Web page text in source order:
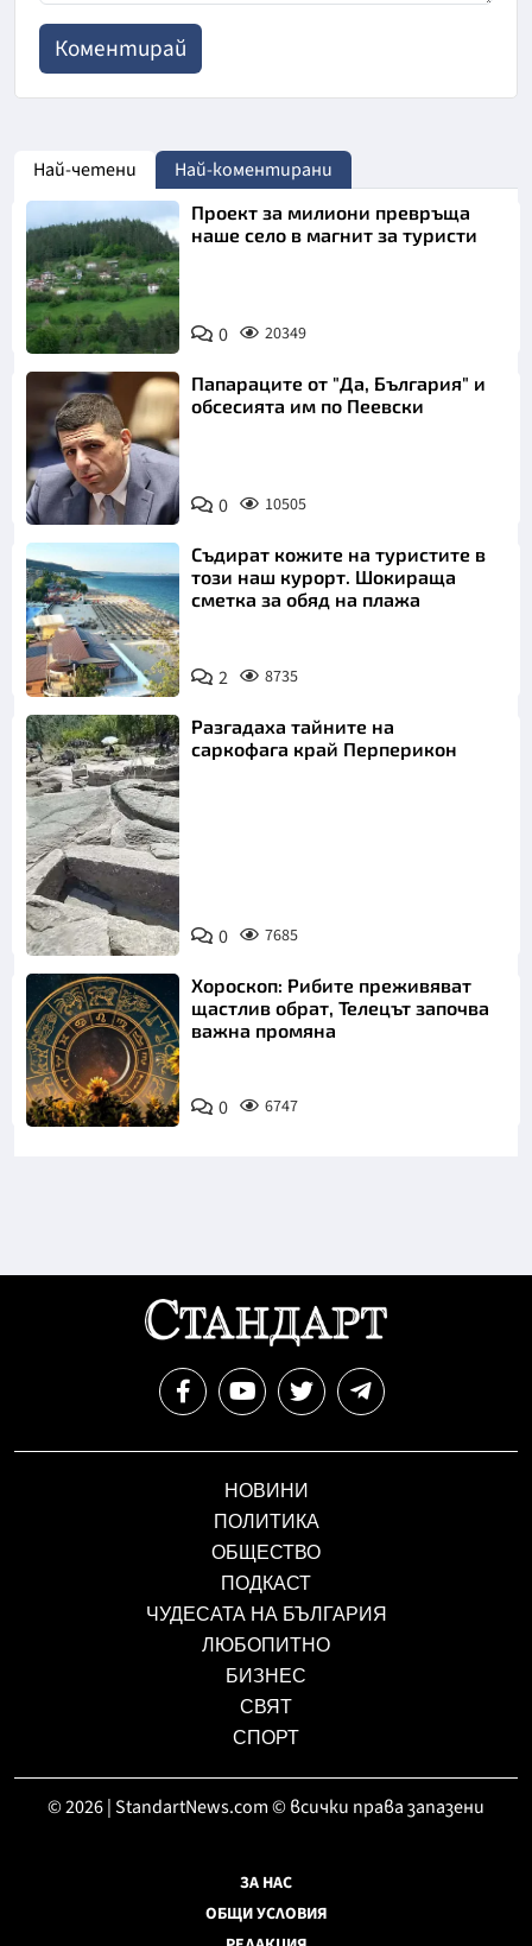
Най-четени Най-коментирани
Проект за милиони превръща
наше село в магнит за туристи
0 20349
Папараците от "Да, България" и
обсесията им по Пеевски
0 10505
Съдират кожите на туристите в
този наш курорт. Шокираща
сметка за обяд на плажа
2 8735
Снимка:
Bulgaria ON
AIR
Разгадаха тайните на
саркофага край Перперикон
0 7685
Хороскоп: Рибите преживяват
щастлив обрат, Телецът започва
важна промяна
0 6747
НОВИНИ
ПОЛИТИКА
ОБЩЕСТВО
ПОДКАСТ
ЧУДЕСАТА НА БЪЛГАРИЯ
ЛЮБОПИТНО
БИЗНЕС
СВЯТ
СПОРТ
© 2026 | StandartNews.com © всички права запазени
ЗА НАС
ОБЩИ УСЛОВИЯ